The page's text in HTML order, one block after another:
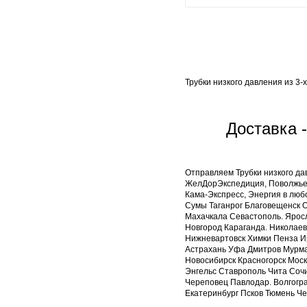
Трубки низкого давления из
Доставка
Отправляем Трубки низкого
ЖелДорЭкспедиция,
Кама-Экспресс, Энергия в
Сумы Таганрог Благовещенск
Махачкала Севастополь.
Новгород Караганда.
Нижневартовск Химки Пенза
Астрахань Уфа Дмитров
Новосибирск Красногорск
Энгельс Ставрополь Чита
Череповец Павлодар.
Екатеринбург Псков Тюмень